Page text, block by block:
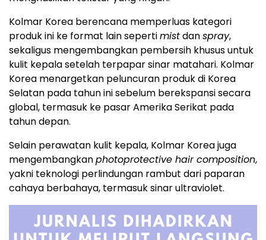
Kolmar Korea berencana memperluas kategori
produk ini ke format lain sepertimistdanspray,
sekaligus mengembangkan pembersih khusus untuk
kulit kepala setelah terpapar sinar matahari. Kolmar
Korea menargetkan peluncuran produk di Korea
Selatan pada tahun ini sebelum berekspansi secara
global, termasuk ke pasar Amerika Serikat pada
tahun depan.
Selain perawatan kulit kepala, Kolmar Korea juga
mengembangkanphotoprotective hair composition,
yakni teknologi perlindungan rambut dari paparan
cahaya berbahaya, termasuk sinar ultraviolet.